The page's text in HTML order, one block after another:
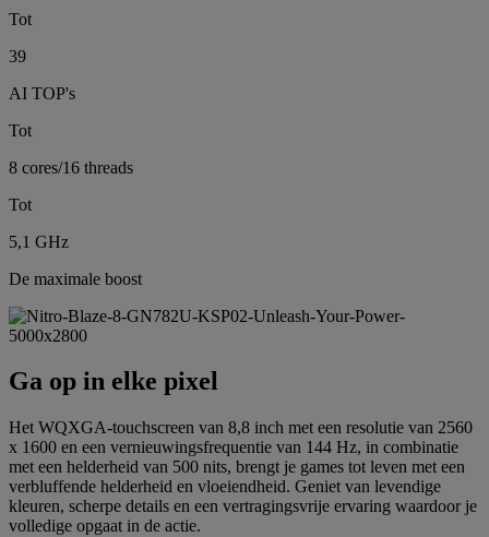
Tot
39
AI TOP's
Tot
8 cores/16 threads
Tot
5,1 GHz
De maximale boost
Ga op in elke pixel
Het WQXGA-touchscreen van 8,8 inch met een resolutie van 2560
x 1600 en een vernieuwingsfrequentie van 144 Hz, in combinatie
met een helderheid van 500 nits, brengt je games tot leven met een
verbluffende helderheid en vloeiendheid. Geniet van levendige
kleuren, scherpe details en een vertragingsvrije ervaring waardoor je
volledige opgaat in de actie.